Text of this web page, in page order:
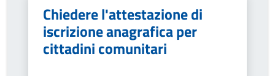
Chiedere l'attestazione di
iscrizione anagrafica per
cittadini comunitari